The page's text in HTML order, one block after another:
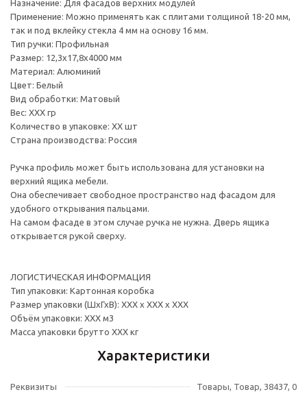
Назначение: Для фасадов верхних модулей
Применение: Можно применять как с плитами толщиной 18-20 мм,
так и под вклейку стекла 4 мм на основу 16 мм.
Тип ручки: Профильная
Размер: 12,3x17,8x4000 мм
Материал: Алюминий
Цвет: Белый
Вид обработки: Матовый
Вес: ХХХ гр
Количество в упаковке: ХХ шт
Страна производства: Россия
Ручка профиль может быть использована для установки на
верхний ящика мебели.
Она обеспечивает свободное пространство над фасадом для
удобного открывания пальцами.
На самом фасаде в этом случае ручка не нужна. Дверь ящика
открывается рукой сверху.
ЛОГИСТИЧЕСКАЯ ИНФОРМАЦИЯ
Тип упаковки: Картонная коробка
Размер упаковки (ШхГхВ): ХХХ х ХХХ х ХХХ
Объём упаковки: ХХХ м3
Масса упаковки брутто ХХХ кг
Характеристики
Реквизиты Товары, Товар, 38437, 0